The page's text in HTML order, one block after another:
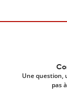
Une question,
pas